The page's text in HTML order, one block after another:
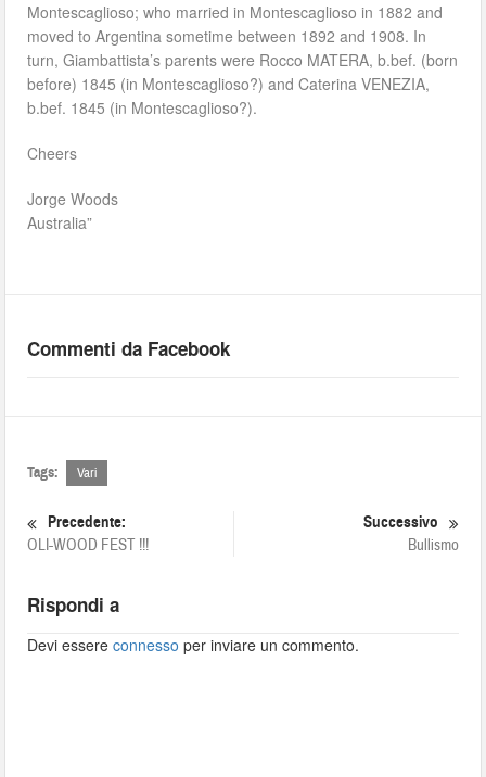
Montescaglioso; who married in Montescaglioso in 1882 and
moved to Argentina sometime between 1892 and 1908. In
turn, Giambattista’s parents were Rocco MATERA, b.bef. (born
before) 1845 (in Montescaglioso?) and Caterina VENEZIA,
b.bef. 1845 (in Montescaglioso?).
Cheers
Jorge Woods
Australia”
Commenti da Facebook
Tags: Vari
Precedente:
OLI-WOOD FEST !!!
Successivo
Bullismo
Rispondi a
Devi essereconnesso per inviare un commento.